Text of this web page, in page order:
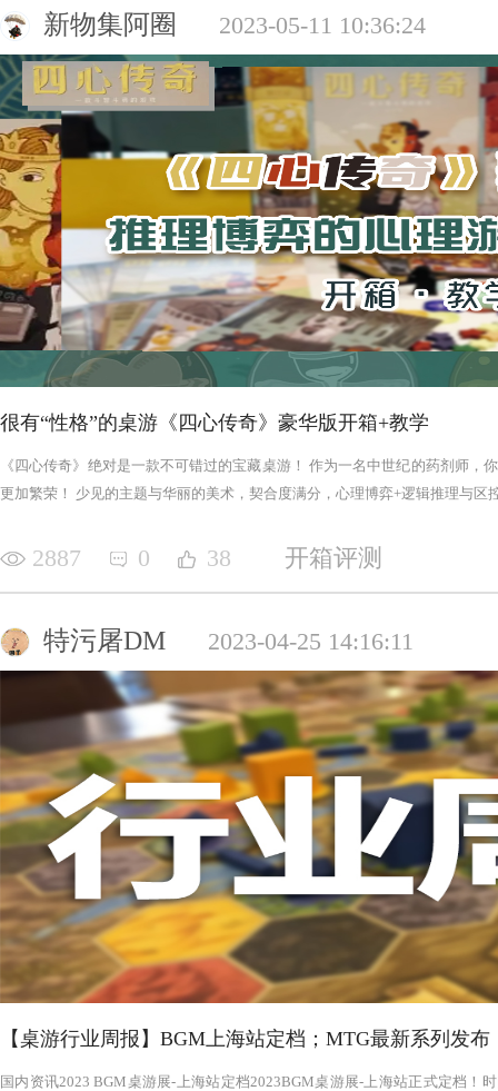
新物集阿圈 2023-05-11 10:36:24
很有“性格”的桌游《四心传奇》豪华版开箱+教学
《四心传奇》绝对是一款不可错过的宝藏桌游！ 作为一名中世纪的药剂师，
更加繁荣！ 少见的主题与华丽的美术，契合度满分，心理博弈+逻辑推理与区
2887 0 38 开箱评测
特污屠DM 2023-04-25 14:16:11
【桌游行业周报】BGM上海站定档；MTG最新系列发布
国内资讯2023 BGM桌游展-上海站定档2023BGM桌游展-上海站正式定档！